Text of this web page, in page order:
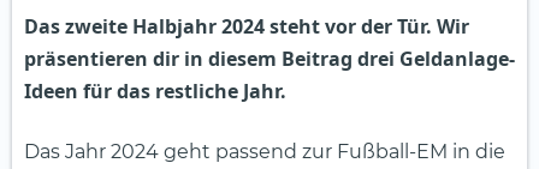
Das zweite Halbjahr 2024 steht vor der Tür. Wir
präsentieren dir in diesem Beitrag drei Geldanlage-
Ideen für das restliche Jahr.
Das Jahr 2024 geht passend zur Fußball-EM in die